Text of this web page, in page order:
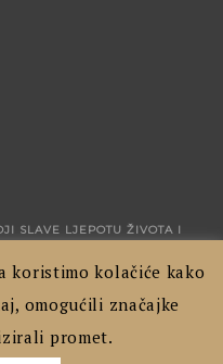
SLAVE LJEPOTU ŽIVOTA I
NA NAČIN KOJI JOŠ
koristimo kolačiće kako
omogućili značajke
promet.